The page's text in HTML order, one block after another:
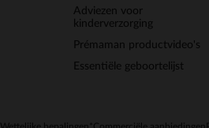
Adviezen voor
kinderverzorging
Prémaman productvideo's
Essentiële geboortelijst